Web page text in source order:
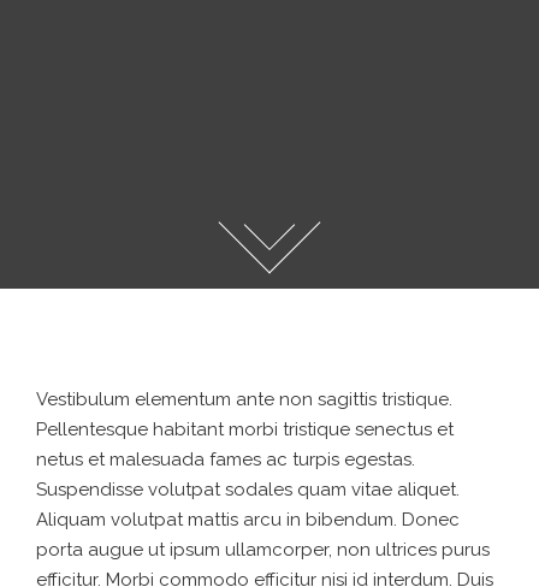
Vestibulum elementum ante non sagittis tristique.
Pellentesque habitant morbi tristique senectus et
netus et malesuada fames ac turpis egestas.
Suspendisse volutpat sodales quam vitae aliquet.
Aliquam volutpat mattis arcu in bibendum. Donec
porta augue ut ipsum ullamcorper, non ultrices purus
efficitur. Morbi commodo efficitur nisi id interdum. Duis